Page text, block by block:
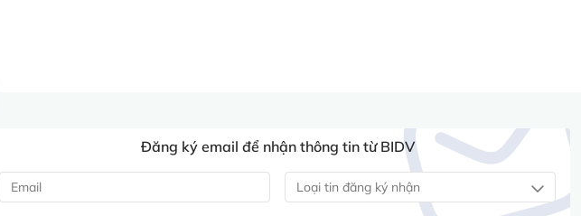
Đăng ký email để nhận thông tin từ BIDV
Loại tin đăng ký nhận